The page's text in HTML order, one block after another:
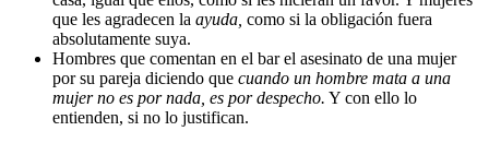
que les agradecen la ayuda, como si la obligación fuera
absolutamente suya.
Hombres que comentan en el bar el asesinato de una mujer
por su pareja diciendo que cuando un hombre mata a una
mujer no es por nada, es por despecho. Y con ello lo
entienden, si no lo justifican.